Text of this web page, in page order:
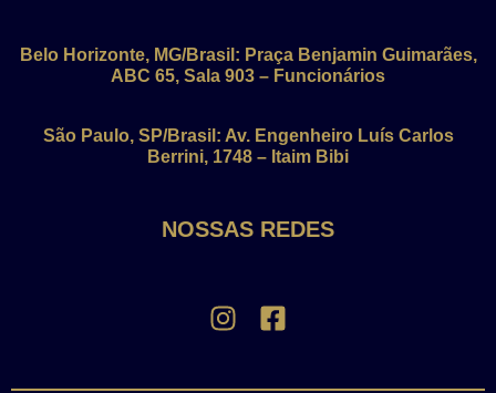
Belo Horizonte, MG/Brasil: Praça Benjamin Guimarães,
ABC 65, Sala 903 – Funcionários
São Paulo, SP/Brasil: Av. Engenheiro Luís Carlos
Berrini, 1748 – Itaim Bibi
NOSSAS REDES